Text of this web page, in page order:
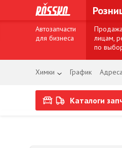
Автозапчасти
для бизнеса
лицам,
по
Химки График Адреса
Каталоги